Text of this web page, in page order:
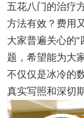
五花八门的治疗
方法有效？费用
大家普遍关心的
题，希望能为大
不仅仅是冰冷的
真实写照和深切期